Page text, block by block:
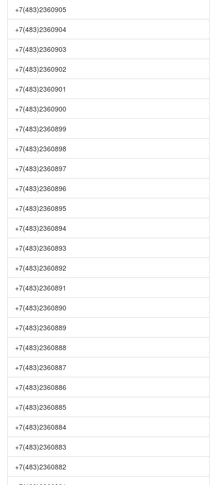
+7(483)2360905
+7(483)2360904
+7(483)2360903
+7(483)2360902
+7(483)2360901
+7(483)2360900
+7(483)2360899
+7(483)2360898
+7(483)2360897
+7(483)2360896
+7(483)2360895
+7(483)2360894
+7(483)2360893
+7(483)2360892
+7(483)2360891
+7(483)2360890
+7(483)2360889
+7(483)2360888
+7(483)2360887
+7(483)2360886
+7(483)2360885
+7(483)2360884
+7(483)2360883
+7(483)2360882